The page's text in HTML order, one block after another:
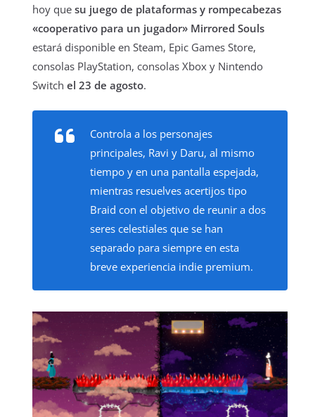
hoy que su juego de plataformas y rompecabezas
«cooperativo para un jugador» Mirrored Souls
estará disponible en Steam, Epic Games Store,
consolas PlayStation, consolas Xbox y Nintendo
Switch el 23 de agosto.
Controla a los personajes
principales, Ravi y Daru, al mismo
tiempo y en una pantalla espejada,
mientras resuelves acertijos tipo
Braid con el objetivo de reunir a dos
seres celestiales que se han
separado para siempre en esta
breve experiencia indie premium.